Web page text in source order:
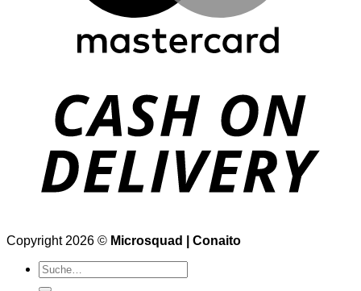
Copyright 2026 © Microsquad | Conaito
Suche
nach: